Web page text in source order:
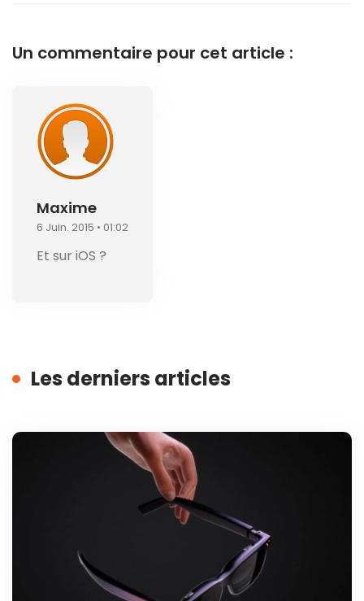
Un commentaire pour cet article :
Maxime
6 Juin. 2015 • 01:02
Et sur iOS ?
Les derniers articles